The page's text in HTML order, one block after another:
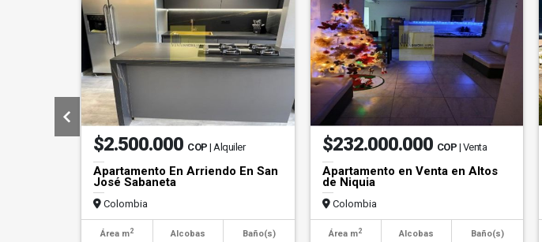
$2.500.000 COP | Alquiler
Apartamento En Arriendo En San
José Sabaneta
Colombia
Área m2 Alcobas Baño(s)
$232.000.000 COP | Venta
Apartamento en Venta en Altos
de Niquia
Colombia
Área m2 Alcobas Baño(s)